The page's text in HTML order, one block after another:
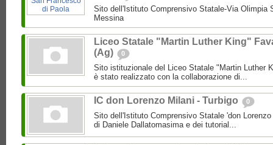
Sito dell'Istituto Comprensivo Statale-Via Olimpia
Messina
Liceo Statale "Martin Luther King"
(Ag)
0
Sito istituzionale del Liceo Statale "Martin Luther
è stato realizzato con la collaborazione di...
IC don Lorenzo Milani - Turbigo 0
Sito dell'Istituto Comprensivo Statale 'don
di Daniele Dallatomasima e dei tutorial...